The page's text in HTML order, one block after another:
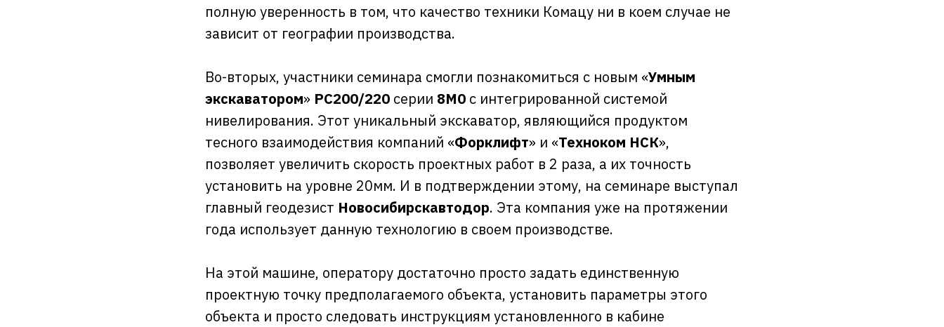
полную уверенность в том, что качество техники Комацу ни в коем случае не
зависит от географии производства.
Во-вторых, участники семинара смогли познакомиться с новым «Умным
экскаватором» PC200/220 серии 8М0 с интегрированной системой
нивелирования. Этот уникальный экскаватор, являющийся продуктом
тесного взаимодействия компаний «Форклифт» и «Техноком НСК»,
позволяет увеличить скорость проектных работ в 2 раза, а их точность
установить на уровне 20мм. И в подтверждении этому, на семинаре выступал
главный геодезист Новосибирскавтодор. Эта компания уже на протяжении
года использует данную технологию в своем производстве.
На этой машине, оператору достаточно просто задать единственную
проектную точку предполагаемого объекта, установить параметры этого
объекта и просто следовать инструкциям установленного в кабине